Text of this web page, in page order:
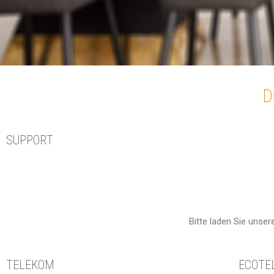
SUPPORT
Bitte laden Sie
TELEKOM